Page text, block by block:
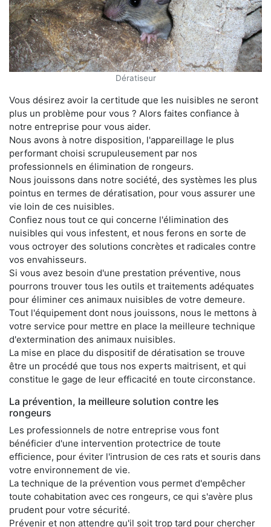
Dératiseur
Vous désirez avoir la certitude que les nuisibles ne seront
plus un problème pour vous ? Alors faites confiance à
notre entreprise pour vous aider.
Nous avons à notre disposition, l'appareillage le plus
performant choisi scrupuleusement par nos
professionnels en élimination de rongeurs.
Nous jouissons dans notre société, des systèmes les plus
pointus en termes de dératisation, pour vous assurer une
vie loin de ces nuisibles.
Confiez nous tout ce qui concerne l'élimination des
nuisibles qui vous infestent, et nous ferons en sorte de
vous octroyer des solutions concrètes et radicales contre
vos envahisseurs.
Si vous avez besoin d'une prestation préventive, nous
pourrons trouver tous les outils et traitements adéquates
pour éliminer ces animaux nuisibles de votre demeure.
Tout l'équipement dont nous jouissons, nous le mettons à
votre service pour mettre en place la meilleure technique
d'extermination des animaux nuisibles.
La mise en place du dispositif de dératisation se trouve
être un procédé que tous nos experts maitrisent, et qui
constitue le gage de leur efficacité en toute circonstance.
La prévention, la meilleure solution contre les
rongeurs
Les professionnels de notre entreprise vous font
bénéficier d'une intervention protectrice de toute
efficience, pour éviter l'intrusion de ces rats et souris dans
votre environnement de vie.
La technique de la prévention vous permet d'empêcher
toute cohabitation avec ces rongeurs, ce qui s'avère plus
prudent pour votre sécurité.
Prévenir et non attendre qu'il soit trop tard pour chercher